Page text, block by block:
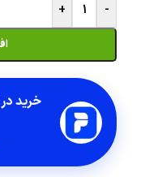
-
+
خرید